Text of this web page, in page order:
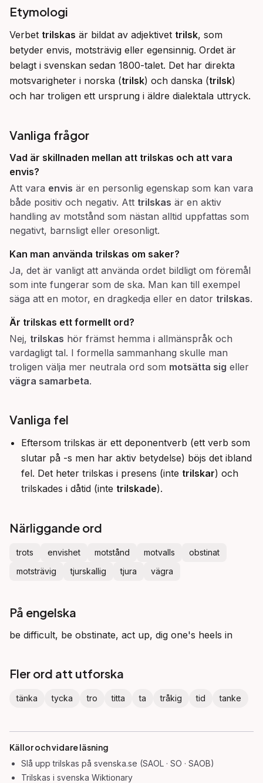
Etymologi
Verbet trilskas är bildat av adjektivet trilsk, som
betyder envis, motsträvig eller egensinnig. Ordet är
belagt i svenskan sedan 1800-talet. Det har direkta
motsvarigheter i norska (trilsk) och danska (trilsk)
och har troligen ett ursprung i äldre dialektala uttryck.
Vanliga frågor
Vad är skillnaden mellan att trilskas och att vara
envis?
Att vara envis är en personlig egenskap som kan vara
både positiv och negativ. Att trilskas är en aktiv
handling av motstånd som nästan alltid uppfattas som
negativt, barnsligt eller oresonligt.
Kan man använda trilskas om saker?
Ja, det är vanligt att använda ordet bildligt om föremål
som inte fungerar som de ska. Man kan till exempel
säga att en motor, en dragkedja eller en dator trilskas.
Är trilskas ett formellt ord?
Nej, trilskas hör främst hemma i allmänspråk och
vardagligt tal. I formella sammanhang skulle man
troligen välja mer neutrala ord som motsätta sig eller
vägra samarbeta.
Vanliga fel
Eftersom trilskas är ett deponentverb (ett verb som
slutar på -s men har aktiv betydelse) böjs det ibland
fel. Det heter trilskas i presens (inte trilskar) och
trilskades i dåtid (inte trilskade).
Närliggande ord
trots envishet motstånd motvalls
obstinat
motsträvig
tjurskallig tjura vägra
På engelska
be difficult, be obstinate, act up, dig one's heels in
Fler ord att utforska
tänka tycka tro titta ta tråkig tid tanke
Källor och vidare läsning
Slå upptrilskas på svenska.se (SAOL · SO · SAOB)
Trilskas i svenska Wiktionary